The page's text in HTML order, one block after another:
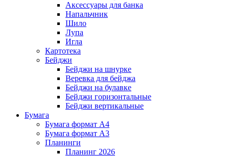
Аксессуары для банка
Напальчник
Шило
Лупа
Игла
Картотека
Бейджи
Бейджи на шнурке
Веревка для бейджа
Бейджи на булавке
Бейджи горизонтальные
Бейджи вертикальные
Бумага
Бумага формат А4
Бумага формат А3
Планинги
Планинг 2026